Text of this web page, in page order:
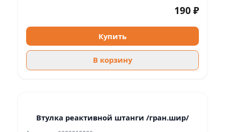
190 ₽
Купить
В корзину
Втулка реактивной штанги /гран.шир/